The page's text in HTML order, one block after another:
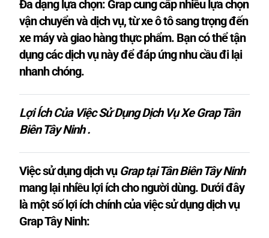
Đa dạng lựa chọn: Grap cung cấp nhiều lựa chọn
vận chuyển và dịch vụ, từ xe ô tô sang trọng đến
xe máy và giao hàng thực phẩm. Bạn có thể tận
dụng các dịch vụ này để đáp ứng nhu cầu đi lại
nhanh chóng.
Lợi Ích Của Việc Sử Dụng Dịch Vụ Xe Grap Tân
Biên Tây Ninh .
Việc sử dụng dịch vụ Grap tại Tân Biên Tây Ninh
mang lại nhiều lợi ích cho người dùng. Dưới đây
là một số lợi ích chính của việc sử dụng dịch vụ
Grap Tây Ninh: